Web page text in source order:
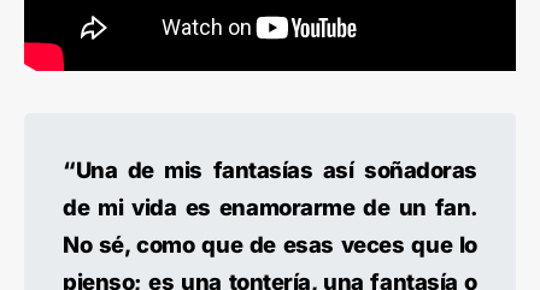
“Una de mis fantasías así soñadoras
de mi vida es enamorarme de un fan.
No sé, como que de esas veces que lo
pienso; es una tontería, una fantasía o